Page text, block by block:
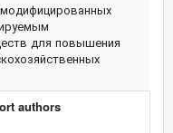
для повышения
authors